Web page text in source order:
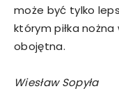
może być tylko
którym piłka
obojętna.
Wiesław Sopyła